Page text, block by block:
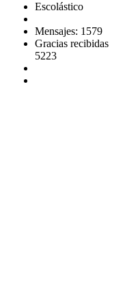
Escolástico
Mensajes: 1579
Gracias recibidas
5223